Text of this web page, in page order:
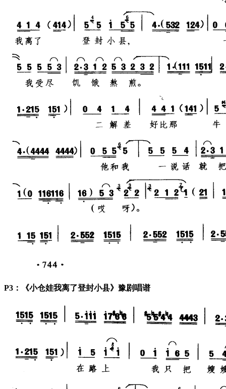
P3：《小仓娃我离了登封小县》豫剧唱谱